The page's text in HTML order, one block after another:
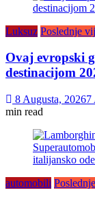
Luksuz Poslednje
Ovaj evropski
destinacijom
8 Augusta, 20267
min read
automobili